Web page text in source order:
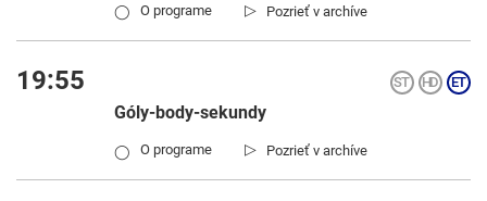
▷ Pozrieť v archíve
◯ O programe
19:55
Góly-body-sekundy
▷ Pozrieť v archíve
◯ O programe